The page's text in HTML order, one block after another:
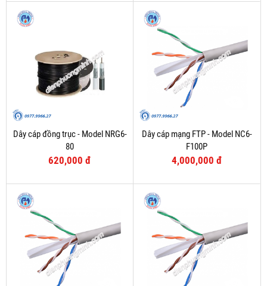
Dây cáp đồng trục - Model NRG6-
80
620,000 đ
Dây cáp mạng FTP - Model NC6-
F100P
4,000,000 đ